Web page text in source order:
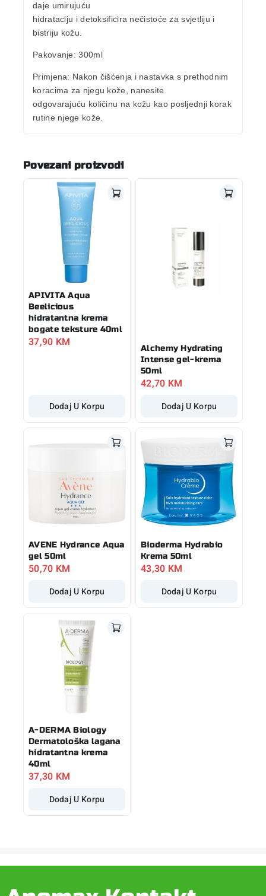
daje umirujuću
hidrataciju i detoksificira nečistoće za svjetliju i
bistriju kožu.
Pakovanje: 300ml
Primjena: Nakon čišćenja i nastavka s prethodnim
koracima za njegu kože, nanesite
odgovarajuću količinu na kožu kao posljednji korak
rutine njege kože.
Povezani proizvodi
APIVITA Aqua
Beelicious
hidratantna krema
bogate teksture 40ml
37,90 KM
Dodaj U Korpu
Alchemy Hydrating
Intense gel-krema
50ml
42,70 KM
Dodaj U Korpu
AVENE Hydrance Aqua
gel 50ml
50,70 KM
Dodaj U Korpu
Bioderma Hydrabio
Krema 50ml
43,30 KM
Dodaj U Korpu
A-DERMA Biology
Dermatološka lagana
hidratantna krema
40ml
37,30 KM
Dodaj U Korpu